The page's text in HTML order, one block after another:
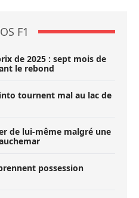
F1
de 2025 : sept mois de
le rebond
tournent mal au lac de
de lui-même malgré une
possession